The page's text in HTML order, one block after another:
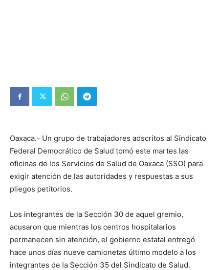
Oaxaca.- Un grupo de trabajadores adscritos al Sindicato
Federal Democrático de Salud tomó este martes las
oficinas de los Servicios de Salud de Oaxaca (SSO) para
exigir atención de las autoridades y respuestas a sus
pliegos petitorios.
Los integrantes de la Sección 30 de aquel gremio,
acusaron que mientras los centros hospitalarios
permanecen sin atención, el gobierno estatal entregó
hace unos días nueve camionetas último modelo a los
integrantes de la Sección 35 del Sindicato de Salud.